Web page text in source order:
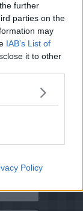
further
parties on the
may
IAB’s List of
it to other
Policy